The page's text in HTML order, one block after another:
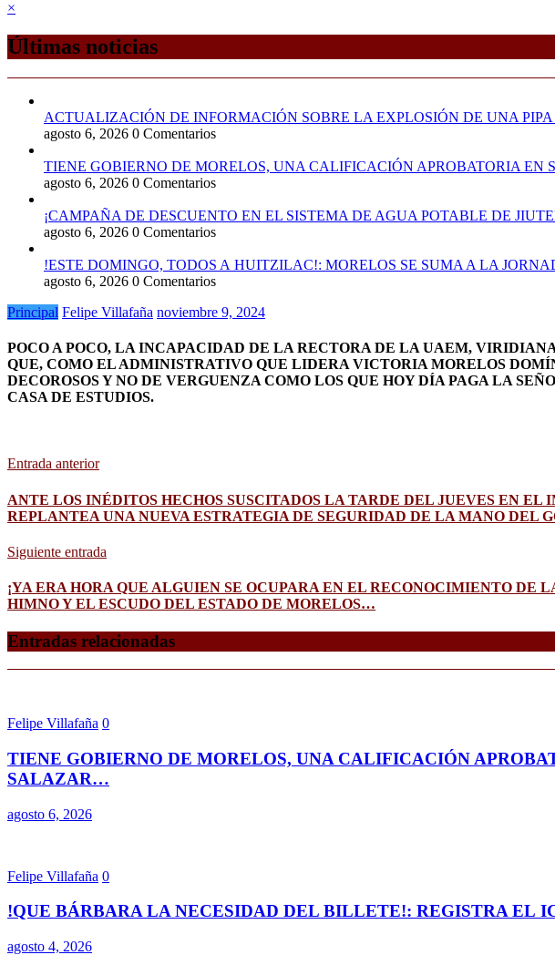
×
Últimas noticias
ACTUALIZACIÓN DE INFORMACIÓN SOBRE LA EXPLOSIÓN DE UNA
agosto 6, 2026 0 Comentarios
TIENE GOBIERNO DE MORELOS, UNA CALIFICACIÓN APROBATORIA
agosto 6, 2026 0 Comentarios
¡CAMPAÑA DE DESCUENTO EN EL SISTEMA DE AGUA POTABLE DE
agosto 6, 2026 0 Comentarios
!ESTE DOMINGO, TODOS A HUITZILAC!: MORELOS SE SUMA A LA
agosto 6, 2026 0 Comentarios
Principal Felipe Villafaña noviembre 9, 2024
POCO A POCO, LA INCAPACIDAD DE LA RECTORA DE LA UAEM,
QUE, COMO EL ADMINISTRATIVO QUE LIDERA VICTORIA MORELOS
DECOROSOS Y NO DE VERGUENZA COMO LOS QUE HOY DÍA PAGA LA
CASA DE ESTUDIOS.
Entrada anterior
ANTE LOS INÉDITOS HECHOS SUSCITADOS LA TARDE DEL JUEVES EN
REPLANTEA UNA NUEVA ESTRATEGIA DE SEGURIDAD DE LA MANO
Siguiente entrada
¡YA ERA HORA QUE ALGUIEN SE OCUPARA EN EL RECONOCIMIENTO
HIMNO Y EL ESCUDO DEL ESTADO DE MORELOS…
Entradas relacionadas
Felipe Villafaña 0
TIENE GOBIERNO DE MORELOS, UNA CALIFICACIÓN
SALAZAR…
agosto 6, 2026
Felipe Villafaña 0
!QUE BÁRBARA LA NECESIDAD DEL BILLETE!: REGISTRA EL
agosto 4, 2026